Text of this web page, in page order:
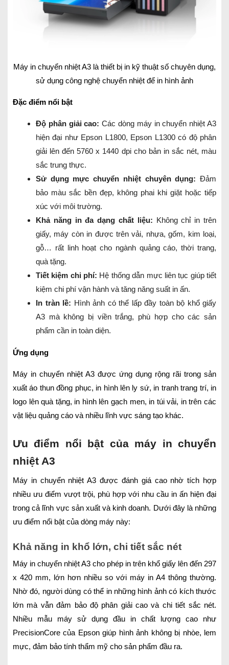
Máy in chuyển nhiệt A3 là thiết bị in kỹ thuật số chuyên dụng,
sử dụng công nghệ chuyển nhiệt để in hình ảnh
Đặc điểm nổi bật
Độ phân giải cao:Các dòng máy in chuyển nhiệt A3
hiện đại như Epson L1800, Epson L1300 có độ phân
giải lên đến 5760 x 1440 dpi cho bản in sắc nét, màu
sắc trung thực.
Sử dụng mực chuyển nhiệt chuyên dụng: Đảm
bảo màu sắc bền đẹp, không phai khi giặt hoặc tiếp
xúc với môi trường.
Khả năng in đa dạng chất liệu: Không chỉ in trên
giấy, máy còn in được trên vải, nhựa, gốm, kim loại,
gỗ… rất linh hoạt cho ngành quảng cáo, thời trang,
quà tặng.
Tiết kiệm chi phí: Hệ thống dẫn mực liên tục giúp tiết
kiệm chi phí vận hành và tăng năng suất in ấn.
In tràn lề: Hình ảnh có thể lấp đầy toàn bộ khổ giấy
A3 mà không bị viền trắng, phù hợp cho các sản
phẩm cần in toàn diện.
Ứng dụng
Máy in chuyển nhiệt A3 được ứng dụng rộng rãi trong sản
xuất áo thun đồng phục, in hình lên ly sứ, in tranh trang trí, in
logo lên quà tặng, in hình lên gạch men, in túi vải, in trên các
vật liệu quảng cáo và nhiều lĩnh vực sáng tạo khác.
Ưu điểm nổi bật của máy in chuyển
nhiệt A3
Máy in chuyển nhiệt A3 được đánh giá cao nhờ tích hợp
nhiều ưu điểm vượt trội, phù hợp với nhu cầu in ấn hiện đại
trong cả lĩnh vực sản xuất và kinh doanh. Dưới đây là những
ưu điểm nổi bật của dòng máy này:
Khả năng in khổ lớn, chi tiết sắc nét
Máy in chuyển nhiệt A3 cho phép in trên khổ giấy lên đến 297
x 420 mm, lớn hơn nhiều so với máy in A4 thông thường.
Nhờ đó, người dùng có thể in những hình ảnh có kích thước
lớn mà vẫn đảm bảo độ phân giải cao và chi tiết sắc nét.
Nhiều mẫu máy sử dụng đầu in chất lượng cao như
PrecisionCore của Epson giúp hình ảnh không bị nhòe, lem
mực, đảm bảo tính thẩm mỹ cho sản phẩm đầu ra.